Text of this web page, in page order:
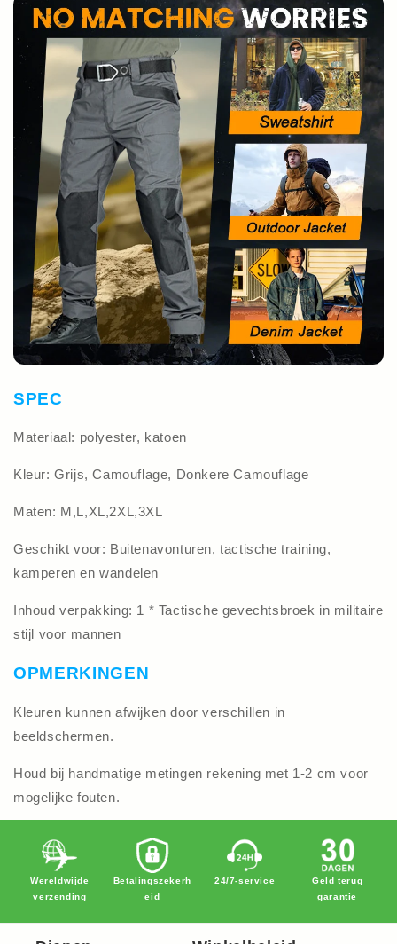
SPEC
Materiaal: polyester, katoen
Kleur: Grijs, Camouflage, Donkere Camouflage
Maten: M,L,XL,2XL,3XL
Geschikt voor: Buitenavonturen, tactische training,
kamperen en wandelen
Inhoud verpakking: 1 * Tactische gevechtsbroek in militaire
stijl voor mannen
OPMERKINGEN
Kleuren kunnen afwijken door verschillen in
beeldschermen.
Houd bij handmatige metingen rekening met 1-2 cm voor
mogelijke fouten.
Wereldwijde
verzending
Betalingszekerh
eid
24/7-service
Geld terug
garantie